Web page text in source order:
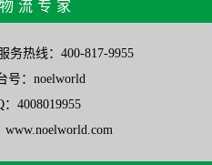
流专家
务热线：400-817-9955
号：noelworld
4008019955